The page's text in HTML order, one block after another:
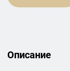
Описание